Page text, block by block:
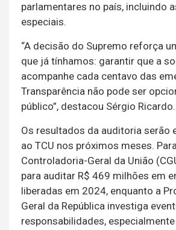
parlamentares no país, incluindo
especiais.
“A decisão do Supremo reforça
que já tínhamos: garantir que a
acompanhe cada centavo das
Transparência não pode ser
público”, destacou Sérgio Ricardo.
Os resultados da auditoria serão
ao TCU nos próximos meses.
Controladoria-Geral da União
para auditar R$ 469 milhões em
liberadas em 2024, enquanto a
Geral da República investiga
responsabilidades,